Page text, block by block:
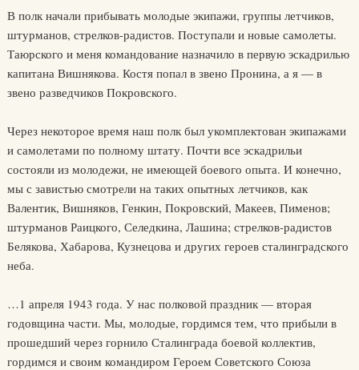
В полк начали прибывать молодые экипажи, группы летчиков,
штурманов, стрелков-радистов. Поступали и новые самолеты.
Таюрского и меня командование назначило в первую эскадрилью
капитана Вишнякова. Костя попал в звено Пронина, а я — в
звено разведчиков Покровского.
Через некоторое время наш полк был укомплектован экипажами
и самолетами по полному штату. Почти все эскадрильи
состояли из молодежи, не имеющей боевого опыта. И конечно,
мы с завистью смотрели на таких опытных летчиков, как
Валентик, Вишняков, Генкин, Покровский, Макеев, Пименов;
штурманов Раицкого, Селедкина, Лашина; стрелков-радистов
Белякова, Хабарова, Кузнецова и других героев сталинградского
неба.
…1 апреля 1943 года. У нас полковой праздник — вторая
годовщина части. Мы, молодые, гордимся тем, что прибыли в
прошедший через горнило Сталинграда боевой коллектив,
гордимся и своим командиром Героем Советского Союза